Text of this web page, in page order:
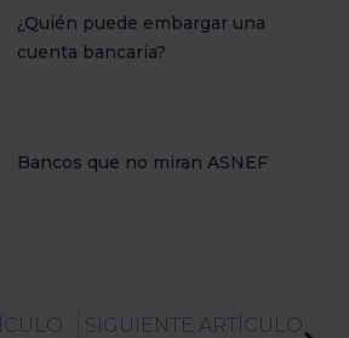
¿Quién puede embargar una
cuenta bancaria?
Bancos que no miran ASNEF
SIGUIENTE ARTÍCULO